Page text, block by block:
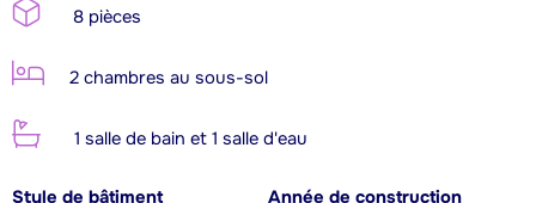
8 pièces
2 chambres au sous-sol
1 salle de bain et 1 salle d'eau
Style de bâtiment
Année de construction